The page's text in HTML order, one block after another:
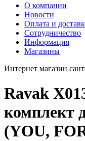
О компании
Новости
Оплата и
Сотрудничество
Информация
Магазины
Интернет магазин
Ravak
комплект
(YOU,